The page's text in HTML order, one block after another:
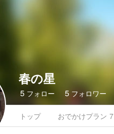
春の星
5 フォロー 5 フォロワー
トップ おでかけプラン 7